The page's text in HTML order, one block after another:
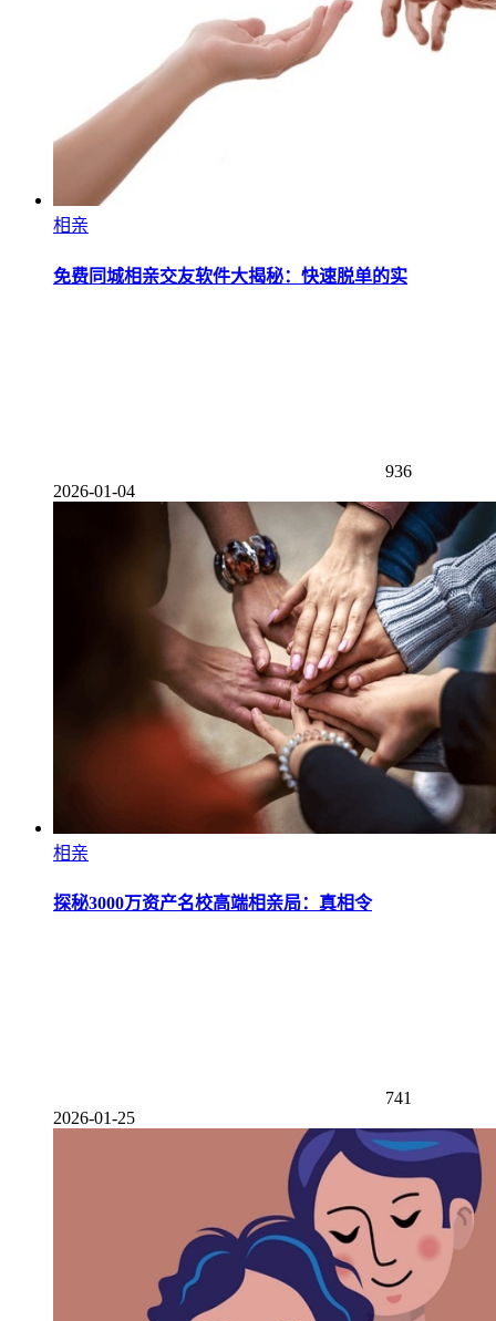
相亲
免费同城相亲交友软件大揭秘：快速脱单的实
936
2026-01-04
相亲
探秘3000万资产名校高端相亲局：真相令
741
2026-01-25